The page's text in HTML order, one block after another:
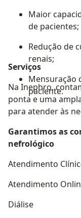
Maior
de pacientes;
Redução de
renais;
Mensuração
paciente.
Serviços
Na Inephro,
ponta e uma
para atender às
Garantimos as
nefrológico
Atendimento
Atendimento
Diálise